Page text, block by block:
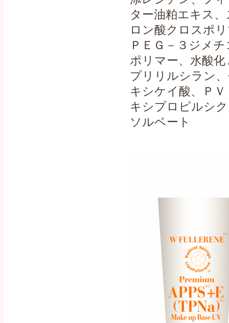
ター油粕エキス
ロン酸クロスポ
ＰＥＧ－３ジメ
ポリマー、水酸
プリリルシラン
キシケイ酸、Ｐ
キシプロピルシ
ソルベート